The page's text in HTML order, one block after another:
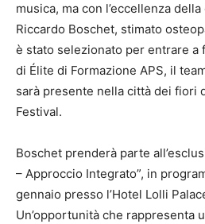
musica, ma con l’eccellenza
Riccardo Boschet, stimato
è stato selezionato per entrare a
di Élite di Formazione APS, il
sarà presente nella città dei fiori
Festival.
Boschet prenderà parte
– Approccio Integrato”, in
gennaio presso l’Hotel Lolli
Un’opportunità che rappresenta